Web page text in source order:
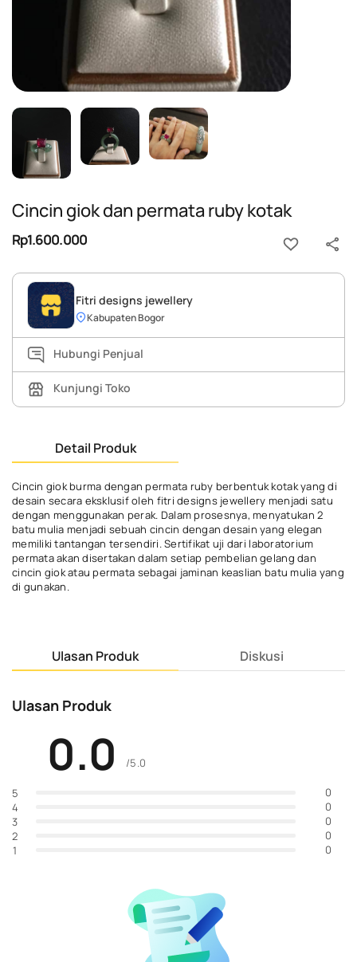
Cincin giok dan permata ruby kotak
Rp1.600.000
Fitri designs jewellery
Kabupaten Bogor
Hubungi Penjual
Kunjungi Toko
Detail Produk
Cincin giok burma dengan permata ruby berbentuk kotak yang di
desain secara eksklusif oleh fitri designs jewellery menjadi satu
dengan menggunakan perak. Dalam prosesnya, menyatukan 2
batu mulia menjadi sebuah cincin dengan desain yang elegan
memiliki tantangan tersendiri. Sertifikat uji dari laboratorium
permata akan disertakan dalam setiap pembelian gelang dan
cincin giok atau permata sebagai jaminan keaslian batu mulia yang
di gunakan.
Ulasan Produk Diskusi
Ulasan Produk
0.0 /5.0
5
0
4
0
3
0
2
0
1
0